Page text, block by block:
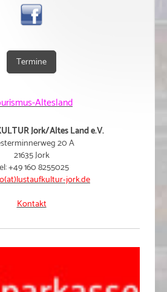
Termine
Altesland
Jork/Altes Land e.V.
20 A
21635 Jork
+49 160 8255025
jork.de
Kontakt